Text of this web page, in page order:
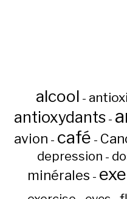
alcool -
antioxydants -
avion - café -
depression -
minérales -